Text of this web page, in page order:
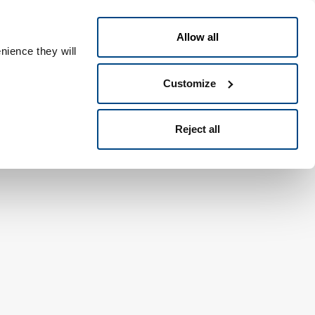
they will
Allow all
Customize
Reject all